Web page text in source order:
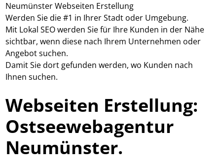
Neumünster Webseiten Erstellung
Werden Sie die #1 in Ihrer Stadt oder Umgebung.
Mit Lokal SEO werden Sie für Ihre Kunden in der Nähe
sichtbar, wenn diese nach Ihrem Unternehmen oder
Angebot suchen.
Damit Sie dort gefunden werden, wo Kunden nach
Ihnen suchen.
Webseiten Erstellung:
Ostseewebagentur
Neumünster.